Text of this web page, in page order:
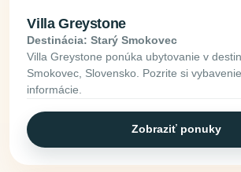
Villa Greystone
Destinácia: Starý Smokovec
Villa Greystone ponúka ubytovanie v
Smokovec, Slovensko. Pozrite si
informácie.
Zobraziť ponuky